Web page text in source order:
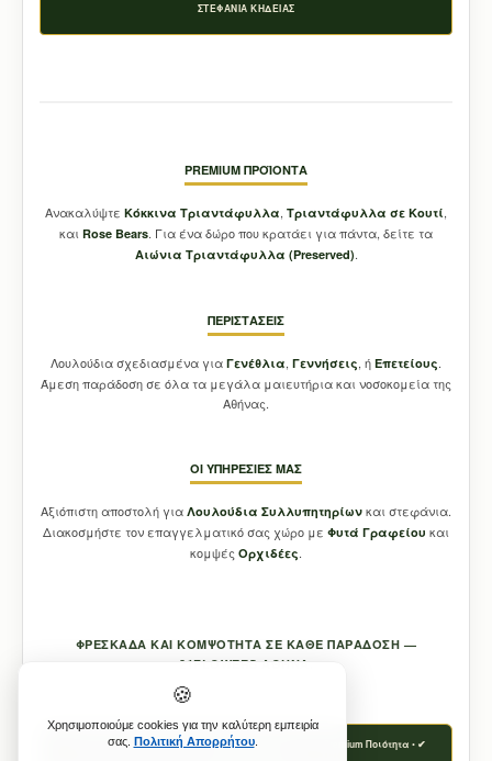
ΣΤΕΦΆΝΙΑ ΚΗΔΕΊΑΣ
PREMIUM ΠΡΟΪΌΝΤΑ
Ανακαλύψτε Κόκκινα Τριαντάφυλλα, Τριαντάφυλλα σε Κουτί,
και Rose Bears. Για ένα δώρο που κρατάει για πάντα, δείτε τα
Aιώνια Τριαντάφυλλα (Preserved).
ΠΕΡΙΣΤΆΣΕΙΣ
Λουλούδια σχεδιασμένα για Γενέθλια, Γεννήσεις, ή Επετείους.
Άμεση παράδοση σε όλα τα μεγάλα μαιευτήρια και νοσοκομεία της
Αθήνας.
ΟΙ ΥΠΗΡΕΣΊΕΣ ΜΑΣ
Αξιόπιστη αποστολή για Λουλούδια Συλλυπητηρίων και στεφάνια.
Διακοσμήστε τον επαγγελματικό σας χώρο με Φυτά Γραφείου και
κομψές Ορχιδέες.
ΦΡΕΣΚΆΔΑ ΚΑΙ ΚΟΜΨΌΤΗΤΑ ΣΕ ΚΆΘΕ ΠΑΡΆΔΟΣΗ —
21FLOWERS ΑΘΉΝΑ.
✔ Αυθημερόν Παράδοση • ✔ Φρέσκα Καθημερινά • ✔ Premium Ποιότητα • ✔
🍪
Χρησιμοποιούμε cookies για την καλύτερη εμπειρία
σας. Πολιτική Απορρήτου.